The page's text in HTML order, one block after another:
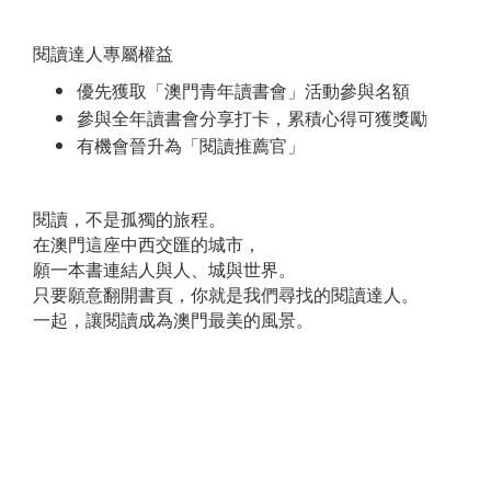
閱讀達人專屬權益
優先獲取「澳門青年讀書會」活動參與名額
參與全年讀書會分享打卡，累積心得可獲獎勵
有機會晉升為「閱讀推薦官」
閱讀，不是孤獨的旅程。
在澳門這座中西交匯的城市，
願一本書連結人與人、城與世界。
只要願意翻開書頁，你就是我們尋找的閱讀達人。
一起，讓閱讀成為澳門最美的風景。